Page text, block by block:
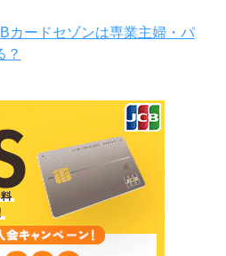
カードセゾンは専業主婦・パ
？